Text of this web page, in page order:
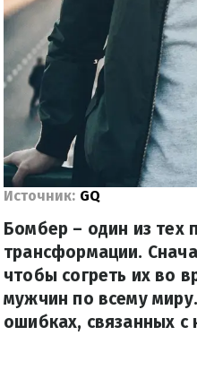
Источник: GQ
Бомбер – один из тех
трансформации.
чтобы согреть их во
мужчин по всему
ошибках, связанных